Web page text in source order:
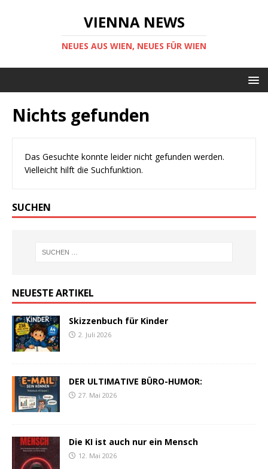
VIENNA NEWS
NEUES AUS WIEN, NEUES FÜR WIEN
Nichts gefunden
Das Gesuchte konnte leider nicht gefunden werden.
Vielleicht hilft die Suchfunktion.
SUCHEN
NEUESTE ARTIKEL
Skizzenbuch für Kinder
2. Juli 2026
DER ULTIMATIVE BÜRO-HUMOR:
27. Mai 2026
Die KI ist auch nur ein Mensch
12. Mai 2026